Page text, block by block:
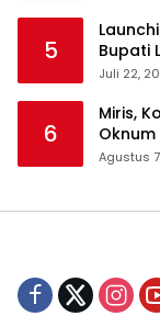
5
Bupati
Juli 22,
6
Miris,
Agustus